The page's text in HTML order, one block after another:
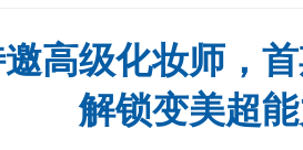
高级化妆师，
解锁变美超能